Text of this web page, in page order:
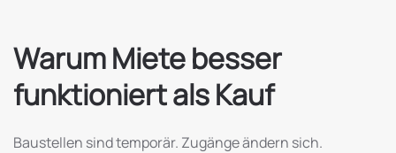
Warum Miete besser
funktioniert als Kauf
Baustellen sind temporär. Zugänge ändern sich.